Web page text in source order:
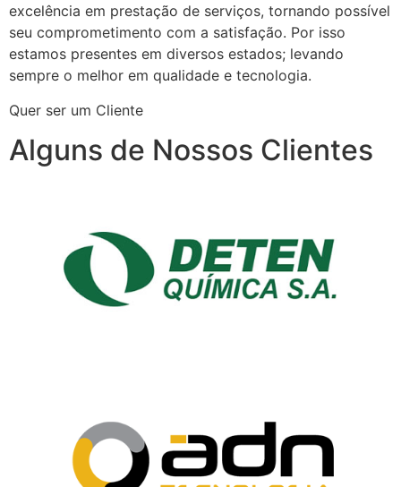
excelência em prestação de serviços, tornando possível
seu comprometimento com a satisfação. Por isso
estamos presentes em diversos estados; levando
sempre o melhor em qualidade e tecnologia.
Quer ser um Cliente
Alguns de Nossos Clientes